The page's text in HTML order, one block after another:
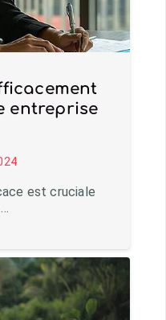
entreprise
est cruciale